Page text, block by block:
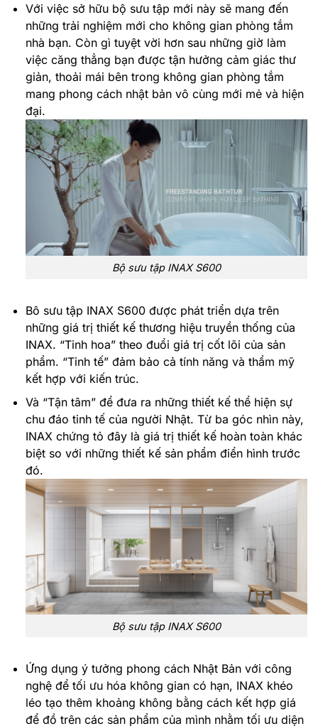
Với việc sở hữu bộ sưu tập mới này sẽ mang đến
những trải nghiệm mới cho không gian phòng tắm
nhà bạn. Còn gì tuyệt vời hơn sau những giờ làm
việc căng thẳng bạn được tận hưởng cảm giác thư
giản, thoải mái bên trong không gian phòng tắm
mang phong cách nhật bản vô cùng mới mẻ và hiện
đại.
Bộ sưu tập INAX S600
Bô sưu tập INAX S600 được phát triển dựa trên
những giá trị thiết kế thương hiệu truyền thống của
INAX. “Tinh hoa” theo đuổi giá trị cốt lõi của sản
phẩm. “Tinh tế” đảm bảo cả tính năng và thẩm mỹ
kết hợp với kiến trúc.
Và “Tận tâm” để đưa ra những thiết kế thể hiện sự
chu đáo tinh tế của người Nhật. Từ ba góc nhìn này,
INAX chứng tỏ đây là giá trị thiết kế hoàn toàn khác
biệt so với những thiết kế sản phẩm điển hình trước
đó.
Bộ sưu tập INAX S600
Ứng dụng ý tưởng phong cách Nhật Bản với công
nghệ để tối ưu hóa không gian có hạn, INAX khéo
léo tạo thêm khoảng không bằng cách kết hợp giá
để đồ trên các sản phẩm của mình nhằm tối ưu diện